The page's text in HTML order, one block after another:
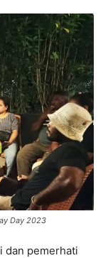
Day 2023
dan pemerhati